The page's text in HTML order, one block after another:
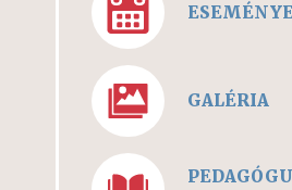
GALÉRIA